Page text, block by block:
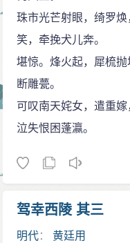
珠市光芒射眼，绮罗
笑，牵挽犬儿奔。
堪惊。烽火起，犀梳
断雕甍。
可叹南天姹女，遣重嫁
泣失恨困蓬瀛。
驾幸西陵 其三
明代：黄廷用